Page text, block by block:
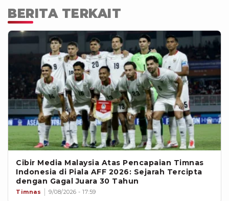
BERITA TERKAIT
Cibir Media Malaysia Atas Pencapaian Timnas
Indonesia di Piala AFF 2026: Sejarah Tercipta
dengan Gagal Juara 30 Tahun
Timnas 9/08/2026 - 17:59